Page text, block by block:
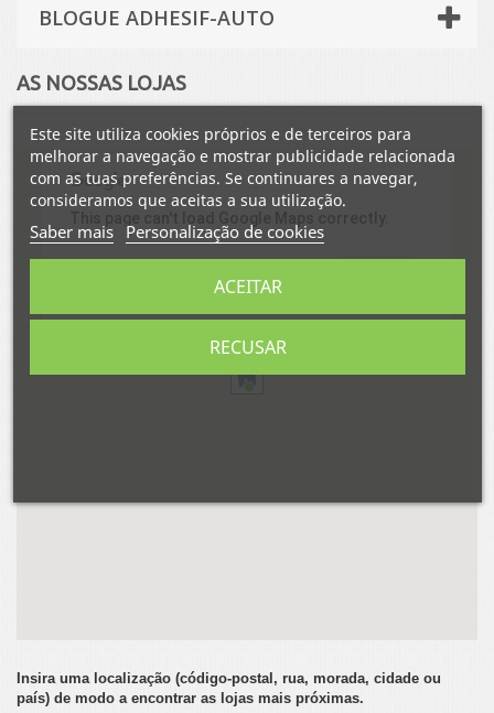
BLOGUE ADHESIF-AUTO
AS NOSSAS LOJAS
Do you own this website?
Insira uma localização (código-postal, rua, morada, cidade ou
país) de modo a encontrar as lojas mais próximas.
Este site utiliza cookies próprios e de terceiros para
melhorar a navegação e mostrar publicidade relacionada
com as tuas preferências. Se continuares a navegar,
consideramos que aceitas a sua utilização.
Saber mais Personalização de cookies
RECUSAR
ACEITAR